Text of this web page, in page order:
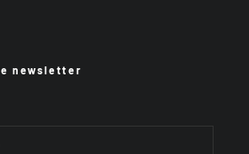
newsletter